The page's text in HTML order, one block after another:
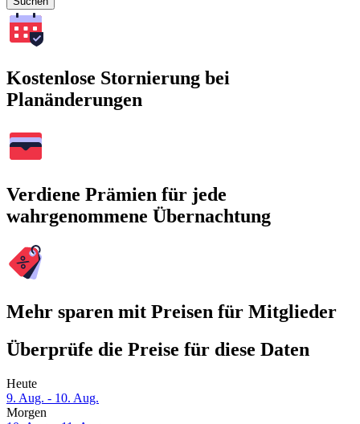
Kostenlose Stornierung bei
Planänderungen
Verdiene Prämien für jede
wahrgenommene Übernachtung
Mehr sparen mit Preisen für Mitglieder
Überprüfe die Preise für diese Daten
Heute
9. Aug. - 10. Aug.
Morgen